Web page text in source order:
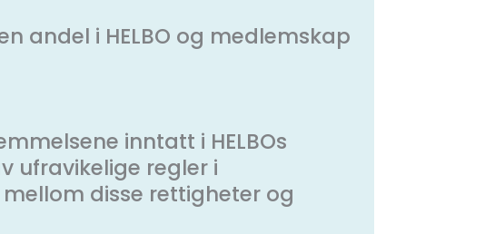
andel i HELBO og medlemskap
inntatt i HELBOs
ufravikelige regler i
disse rettigheter og